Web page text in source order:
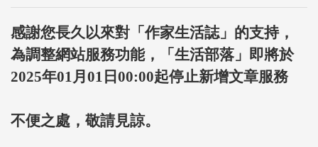
感謝您長久以來對「作家生活誌」的支持，
為調整網站服務功能，「生活部落」即將於
2025年01月01日00:00起停止新增文章服務
不便之處，敬請見諒。